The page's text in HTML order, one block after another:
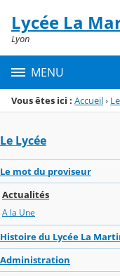
Menu de la rubrique
Contenu
Lycée La
Lyon
MENU
Vous êtes ici : Accueil›
Le Lycée
Le mot du proviseur
Actualités
A la Une
Histoire du Lycée La
Administration